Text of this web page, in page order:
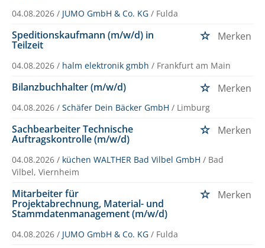
04.08.2026 / JUMO GmbH & Co. KG / Fulda
Speditionskaufmann (m/w/d) in
Teilzeit
Merken
04.08.2026 / halm elektronik gmbh / Frankfurt am Main
Bilanzbuchhalter (m/w/d) Merken
04.08.2026 / Schäfer Dein Bäcker GmbH / Limburg
Sachbearbeiter Technische
Auftragskontrolle (m/w/d)
Merken
04.08.2026 / küchen WALTHER Bad Vilbel GmbH / Bad
Vilbel, Viernheim
Mitarbeiter für
Projektabrechnung, Material- und
Stammdatenmanagement (m/w/d)
Merken
04.08.2026 / JUMO GmbH & Co. KG / Fulda